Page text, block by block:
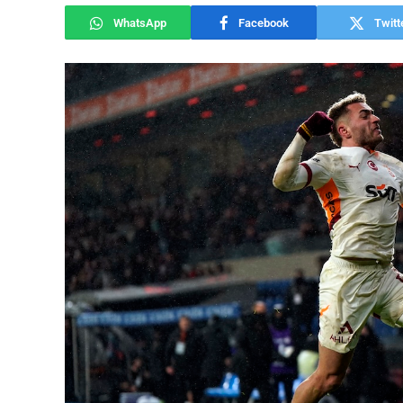
WhatsApp Facebook